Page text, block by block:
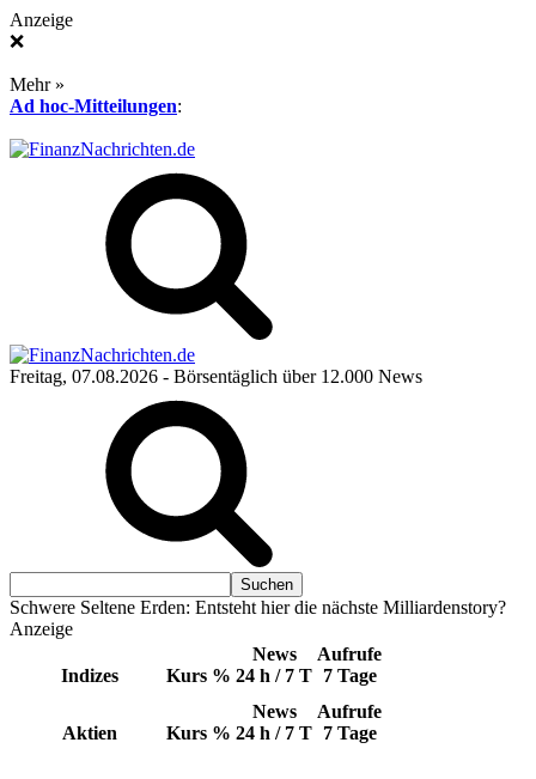
Anzeige
❌
Mehr »
Ad hoc-Mitteilungen:
Freitag, 07.08.2026 - Börsentäglich über 12.000 News
Schwere Seltene Erden: Entsteht hier die nächste Milliardenstory?
Anzeige
Indizes Kurs %
News
24 h / 7 T
Aufrufe
7 Tage
Aktien Kurs %
News
24 h / 7 T
Aufrufe
7 Tage